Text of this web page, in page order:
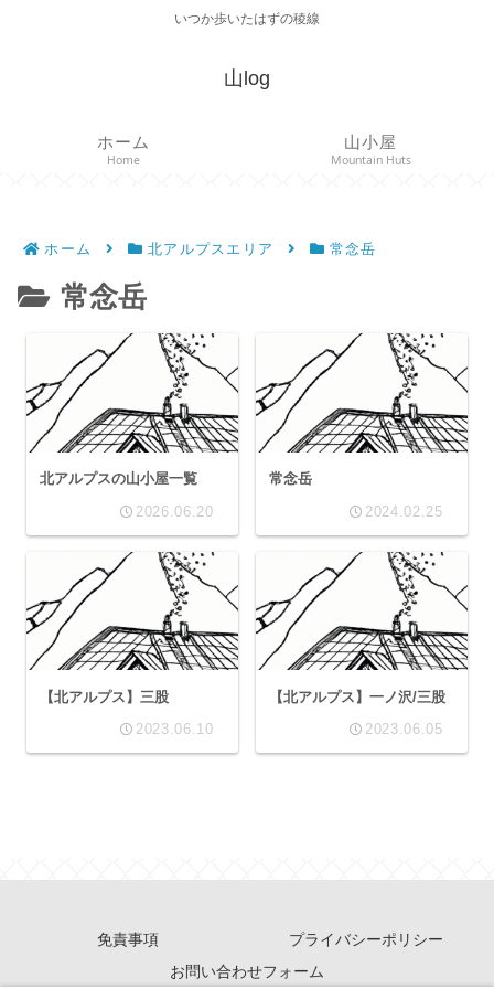
いつか歩いたはずの稜線
山log
ホーム
Home
山小屋
Mountain Huts
ホーム 北アルプスエリア 常念岳
常念岳
北アルプスの山小屋一覧
2026.06.20
常念岳
2024.02.25
【北アルプス】三股
2023.06.10
【北アルプス】一ノ沢/三股
2023.06.05
免責事項
プライバシーポリシー
お問い合わせフォーム